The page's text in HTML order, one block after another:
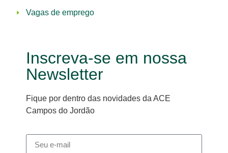
Vagas de emprego
Inscreva-se em nossa
Newsletter
Fique por dentro das novidades da ACE
Campos do Jordão